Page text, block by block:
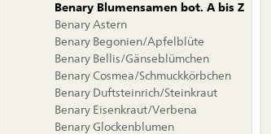
Benary Blumensamen bot. A bis Z
Benary Astern
Benary Begonien/Apfelblüte
Benary Bellis/Gänseblümchen
Benary Cosmea/Schmuckkörbchen
Benary Duftsteinrich/Steinkraut
Benary Eisenkraut/Verbena
Benary Glockenblumen